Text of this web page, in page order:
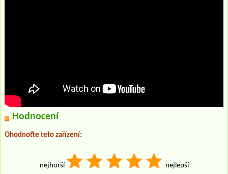
Hodnocení
Ohodnoťte teto zařízení:
nejhorší nejlepší